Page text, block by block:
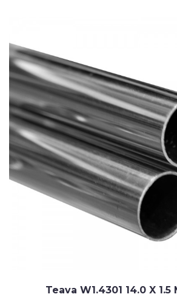
Teava W1.4301 14.0 X 1.5